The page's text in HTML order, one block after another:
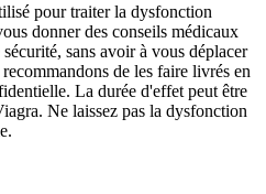
pour traiter la dysfonction
donner des conseils médicaux
sans avoir à vous déplacer
de les faire livrés en
La durée d'effet peut être
Ne laissez pas la dysfonction